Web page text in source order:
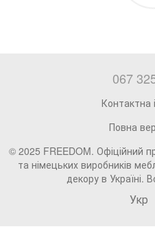
067
Контактна
Повна
© 2025 FREEDOM. Офіційний
та німецьких виробників
декору в Україні.
Укр